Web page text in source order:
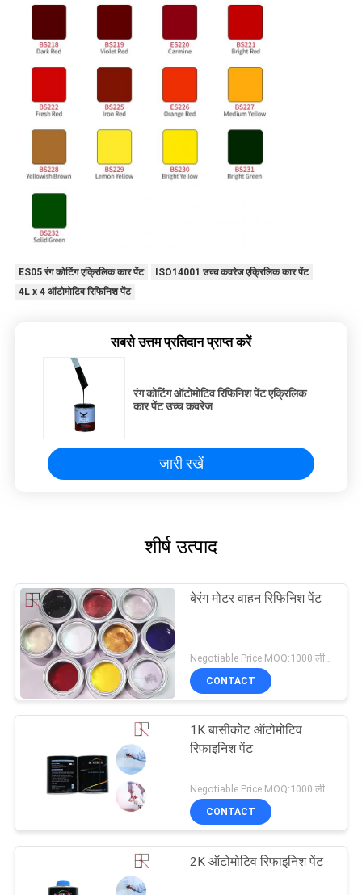
ES05 रंग कोटिंग एक्रिलिक कार पेंट
ISO14001 उच्च कवरेज एक्रिलिक कार पेंट
4L x 4 ऑटोमोटिव रिफिनिश पेंट
सबसे उत्तम प्रतिदान प्राप्त करें
रंग कोटिंग ऑटोमोटिव रिफिनिश पेंट एक्रिलिक
कार पेंट उच्च कवरेज
जारी रखें
शीर्ष उत्पाद
बेरंग मोटर वाहन रिफिनिश पेंट
CONTACT
1K बासीकोट ऑटोमोटिव
रिफाइनिश पेंट
Negotiable Price MOQ:1000 लीटर
CONTACT
2K ऑटोमोटिव रिफाइनिश पेंट